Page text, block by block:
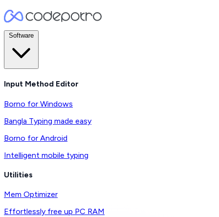
Software
Input Method Editor
Borno for Windows
Bangla Typing made easy
Borno for Android
Intelligent mobile typing
Utilities
Mem Optimizer
Effortlessly free up PC RAM